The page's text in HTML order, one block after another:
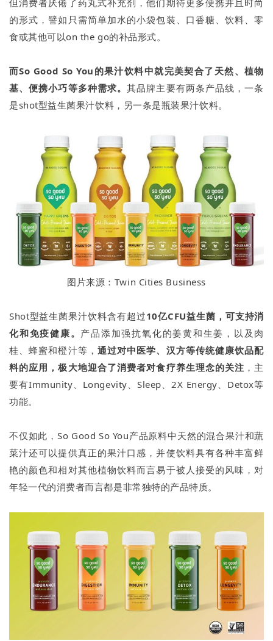
的形式，譬如只需简单加水的小袋包装、口香糖、饮料、零
食或其他可以on the go的补品形式。
而So Good So You的果汁饮料中就完美契合了天然、植物
基、便携小巧等多种需求。其品牌主要有两条产品线，一条
是shot型益生菌果汁饮料，另一条是瓶装果汁饮料。
图片来源：Twin Cities Business
Shot型益生菌果汁饮料含有超过10亿CFU益生菌，可支持消
化和免疫健康。 产品添加强抗氧化的姜黄和生姜，以及肉
桂、蜂蜜和橙汁等， 通过对中医学、汉方等传统健康饮品配
料的应用，极大地迎合了消费者对食疗养生理念的关注 ，主
要有Immunity、Longevity、Sleep、2X Energy、Detox等
功能。
不仅如此，So Good So You产品原料中天然的混合果汁和蔬
菜汁还可以提供真正的果汁口感，并使饮料具有各种丰富鲜
艳的颜色和相对其他植物饮料而言易于被人接受的风味，对
年轻一代的消费者而言都是非常独特的产品特质。